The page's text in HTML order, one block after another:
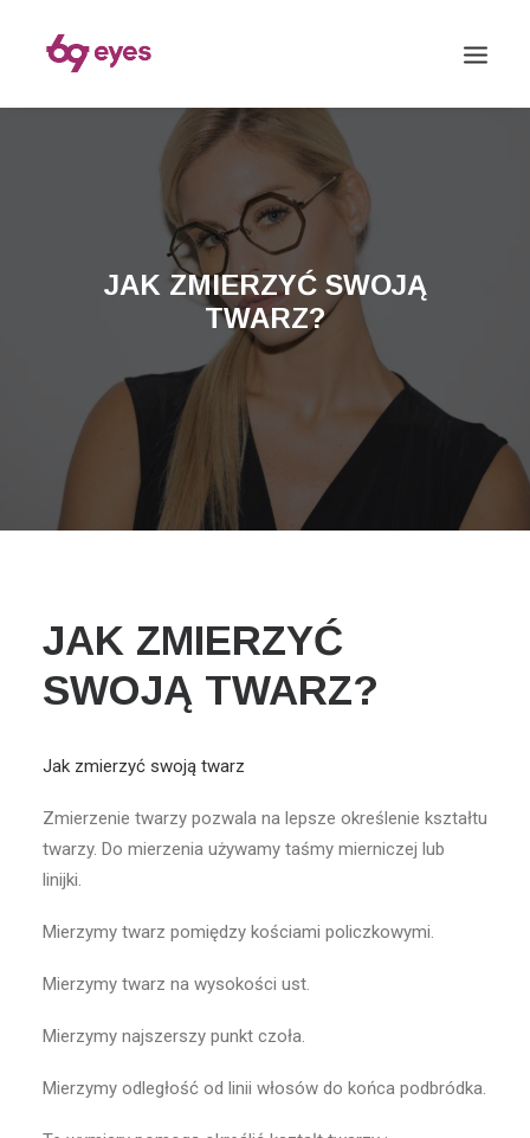
Koszyk
JAK ZMIERZYĆ SWOJĄ
TWARZ?
JAK ZMIERZYĆ
SWOJĄ TWARZ?
Jak zmierzyć swoją twarz
Zmierzenie twarzy pozwala na lepsze określenie kształtu
twarzy. Do mierzenia używamy taśmy mierniczej lub
linijki.
Mierzymy twarz pomiędzy kościami policzkowymi.
Mierzymy twarz na wysokości ust.
Mierzymy najszerszy punkt czoła.
Mierzymy odległość od linii włosów do końca podbródka.